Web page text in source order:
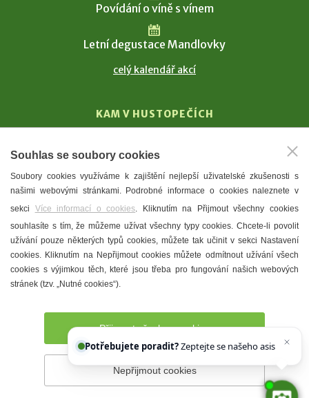
Povídání o víně s vínem
Letní degustace Mandlovky
celý kalendář akcí
KAM V HUSTOPEČÍCH
T. G. Masaryk
Mandloně
Ubytování
Restaurace
Městské muzeum a galerie
Denní meníčka
Prohlášení o přístupnosti Správce webu
Souhlas se soubory cookies
Soubory cookies využíváme k zajištění nejlepší uživatelské zkušenosti s
našimi webovými stránkami. Podrobné informace o cookies naleznete v
sekci Více informací o cookies. Kliknutím na Přijmout všechny cookies
souhlasíte s tím, že můžeme užívat všechny typy cookies. Chcete-li povolit
užívání pouze některých typů cookies, můžete tak učinit v sekci Nastavení
cookies. Kliknutím na Nepřijmout cookies můžete odmítnout užívání všech
cookies s výjimkou těch, které jsou třeba pro fungování našich webových
stránek (tzv. „Nutné cookies“).
Přijmout všechny cookies
Nepřijmout cookies
Potřebujete poradit?